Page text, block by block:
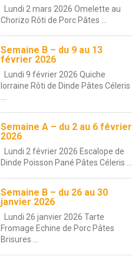
Lundi 2 mars 2026 Omelette au
Chorizo Rôti de Porc Pâtes ...
Semaine B – du 9 au 13
février 2026
Lundi 9 février 2026 Quiche
lorraine Rôti de Dinde Pâtes Céleris
Semaine A – du 2 au 6 février
2026
Lundi 2 février 2026 Escalope de
Dinde Poisson Pané Pâtes Céleris ...
Semaine B – du 26 au 30
janvier 2026
Lundi 26 janvier 2026 Tarte
Fromage Echine de Porc Pâtes
Brisures ...